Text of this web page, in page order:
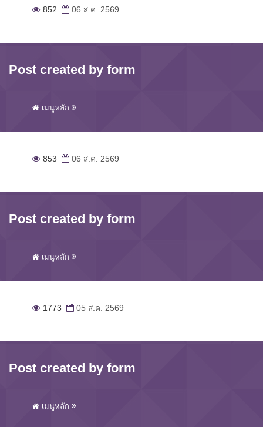
852 06 ส.ค. 2569
Post created by form
เมนูหลัก
853 06 ส.ค. 2569
Post created by form
เมนูหลัก
1773 05 ส.ค. 2569
Post created by form
เมนูหลัก